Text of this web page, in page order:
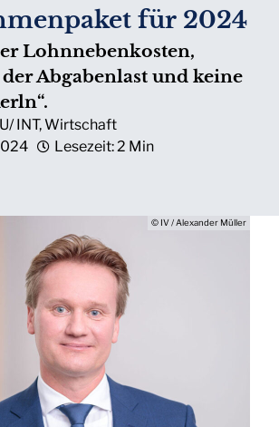
für 2024
Lohnnebenkosten,
Abgabenlast und keine
INT,Wirtschaft
Lesezeit: 2 Min
© IV / Alexander Müller